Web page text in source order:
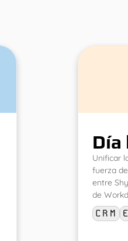
Día
Unificar
fuerza
entre
de
CRM